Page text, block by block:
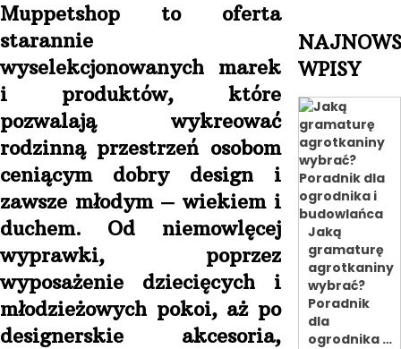
Muppetshop to oferta
starannie
wyselekcjonowanych marek
i produktów, które
pozwalają wykreować
rodzinną przestrzeń osobom
ceniącym dobry design i
zawsze młodym – wiekiem i
duchem. Od niemowlęcej
wyprawki, poprzez
wyposażenie dziecięcych i
młodzieżowych pokoi, aż po
designerskie akcesoria,
WPISY
Jaką
gramaturę
agrotkaniny
wybrać?
Poradnik
dla
ogrodnika …